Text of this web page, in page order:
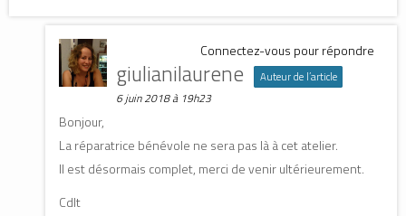
Connectez-vous pour répondre
giulianilaurene Auteur de l’article
6 juin 2018 à 19h23
Bonjour,
La réparatrice bénévole ne sera pas là à cet atelier.
Il est désormais complet, merci de venir ultérieurement.
Cdlt